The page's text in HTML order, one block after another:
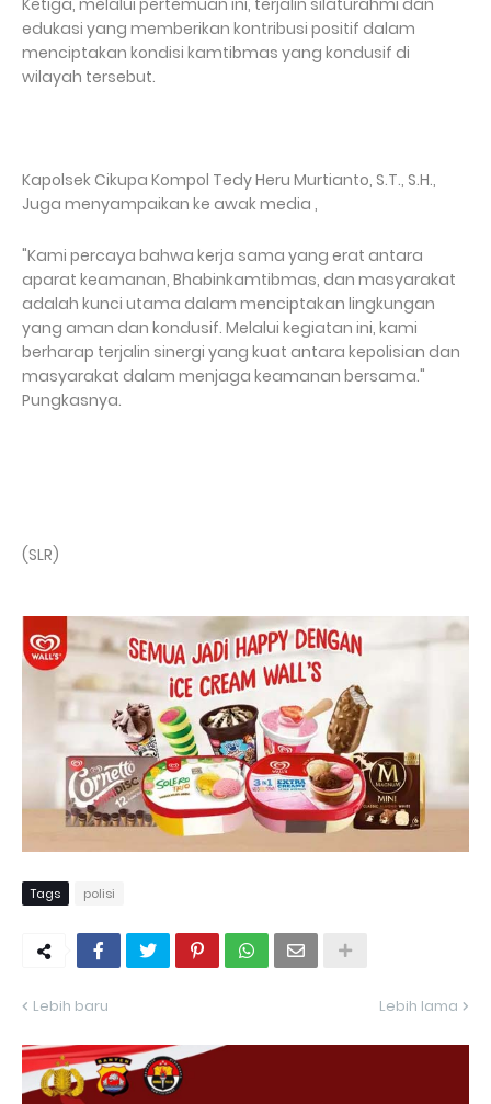
Ketiga, melalui pertemuan ini, terjalin silaturahmi dan
edukasi yang memberikan kontribusi positif dalam
menciptakan kondisi kamtibmas yang kondusif di
wilayah tersebut.
Kapolsek Cikupa Kompol Tedy Heru Murtianto, S.T., S.H.,
Juga menyampaikan ke awak media ,
"Kami percaya bahwa kerja sama yang erat antara
aparat keamanan, Bhabinkamtibmas, dan masyarakat
adalah kunci utama dalam menciptakan lingkungan
yang aman dan kondusif. Melalui kegiatan ini, kami
berharap terjalin sinergi yang kuat antara kepolisian dan
masyarakat dalam menjaga keamanan bersama."
Pungkasnya.
(SLR)
Tags polisi
Lebih baru Lebih lama